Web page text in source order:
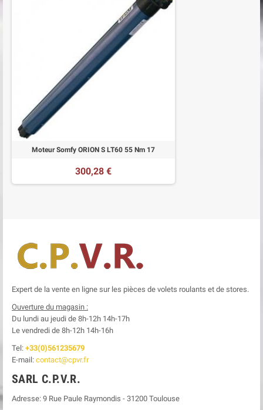
Moteur Somfy ORION S LT60 55 Nm 17
300,28 €
Expert de la vente en ligne sur les pièces de volets roulants et de stores.
Ouverture du magasin :
Du lundi au jeudi de 8h-12h 14h-17h
Le vendredi de 8h-12h 14h-16h
Tel: +33(0)561235679
E-mail: contact@cpvr.fr
SARL C.P.V.R.
Adresse: 9 Rue Paule Raymondis - 31200 Toulouse